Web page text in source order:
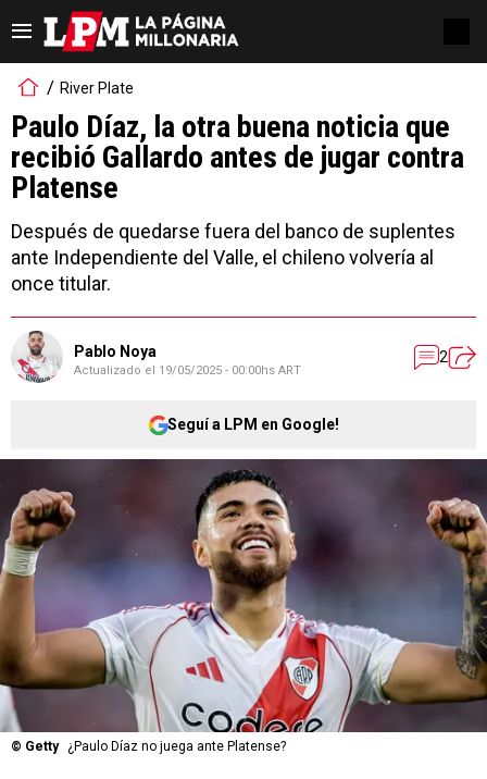
River Plate
Paulo Díaz, la otra buena noticia que
recibió Gallardo antes de jugar contra
Platense
Después de quedarse fuera del banco de suplentes
ante Independiente del Valle, el chileno volvería al
once titular.
Pablo Noya
Actualizado el 19/05/2025 - 00:00hs ART
2
Seguí a LPM en Google!
© Getty ¿Paulo Díaz no juega ante Platense?